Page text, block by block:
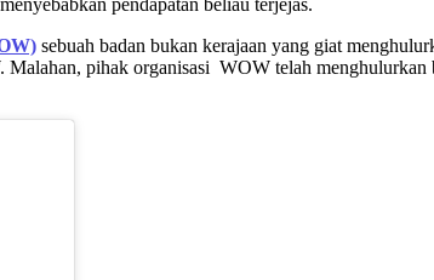
pendapatan beliau terjejas.
sebuah badan bukan kerajaan yang giat
pihak organisasi WOW telah menghulurkan